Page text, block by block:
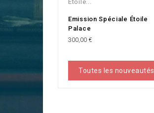
Emission Spéciale Étoile
Palace
Prix
300,00 €
Toutes les nouveautés